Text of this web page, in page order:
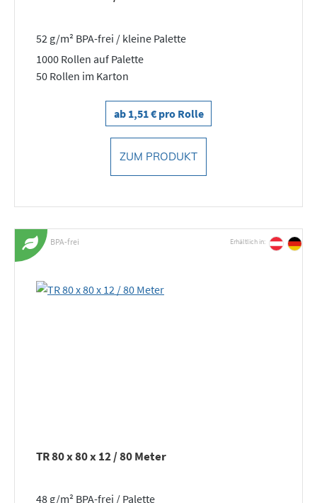
52 g/m² BPA-frei / kleine Palette
1000 Rollen auf Palette
50 Rollen im Karton
ab 1,51 € pro Rolle
ZUM PRODUKT
BPA-frei Erhältlich in:
TR 80 x 80 x 12 / 80 Meter
48 g/m² BPA-frei / Palette